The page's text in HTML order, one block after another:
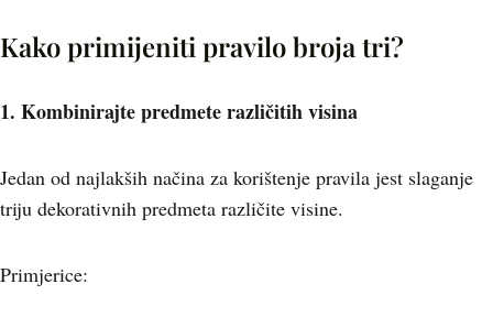
Kako primijeniti pravilo broja tri?
1. Kombinirajte predmete različitih visina
Jedan od najlakših načina za korištenje pravila jest slaganje
triju dekorativnih predmeta različite visine.
Primjerice: